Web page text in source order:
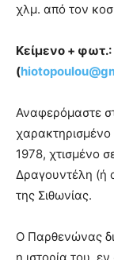
χλμ. από τον
Κείμενο +
(hiotopoulou@
Αναφερόμαστε
1978, χτισμένο
Δραγουντέλη (ή
της Σιθωνίας.
Ο Παρθενώνας